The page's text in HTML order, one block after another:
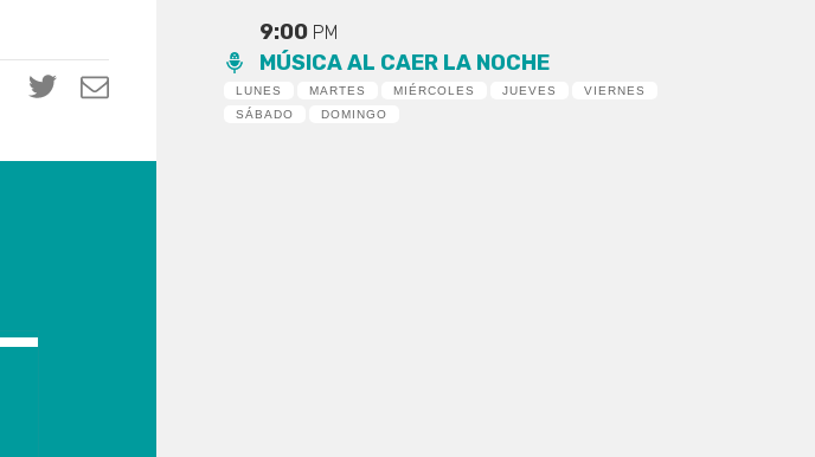
9:00 PM
MÚSICA AL CAER LA NOCHE
LUNES MARTES MIÉRCOLES JUEVES
VIERNES
SÁBADO
DOMINGO